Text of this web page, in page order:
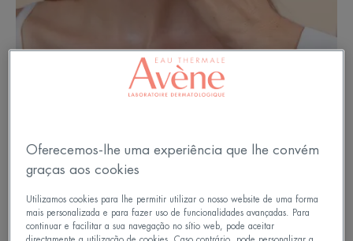
renovação
Oferecemos-lhe uma experiência que lhe convém
graças aos cookies
Utilizamos cookies para lhe permitir utilizar o nosso website de uma forma
mais personalizada e para fazer uso de funcionalidades avançadas. Para
continuar e facilitar a sua navegação no sítio web, pode aceitar